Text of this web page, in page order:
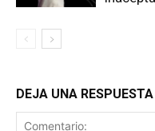
DEJA UNA RESPUESTA